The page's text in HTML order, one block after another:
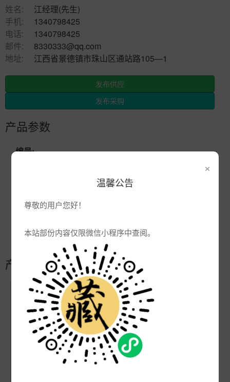
×
温馨公告
尊敬的用户您好！
本站部份内容仅限微信小程序中查阅。
姓名:
江经理(先生)
手机:
1340798425
电话:
1340798425
邮件:
8330333@qq.com
地址:
江西省景德镇市珠山区通站路105—1
发布供应
发布采购
产品参数
编号:
次数:
7907
更新:
2021-10-18 15:13:19
产品简介